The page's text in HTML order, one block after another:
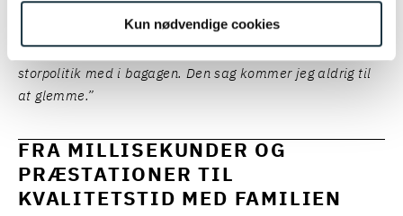
Kun nødvendige cookies
vidt jeg ved – er tilkendt i en dansk ophavsretssag. Og jeg
fik både et besøg i Ai Weiweis private, underjordiske
atelier i Berlin og tankevækkende snakke om kunst og
storpolitik med i bagagen. Den sag kommer jeg aldrig til
at glemme.”
FRA MILLISEKUNDER OG
PRÆSTATIONER TIL
KVALITETSTID MED FAMILIEN